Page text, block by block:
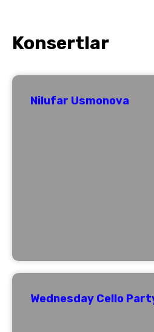
Konsertlar
Nilufar Usmonova
Wednesday Cello